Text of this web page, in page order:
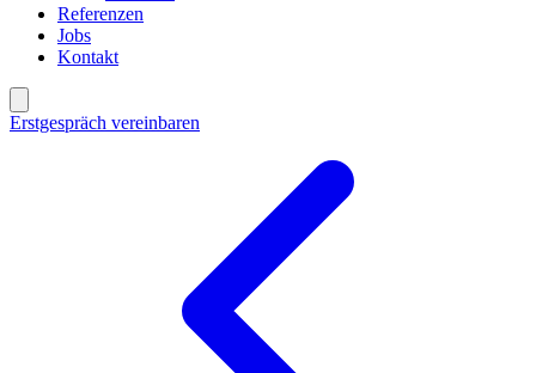
Referenzen
Jobs
Kontakt
Erstgespräch vereinbaren